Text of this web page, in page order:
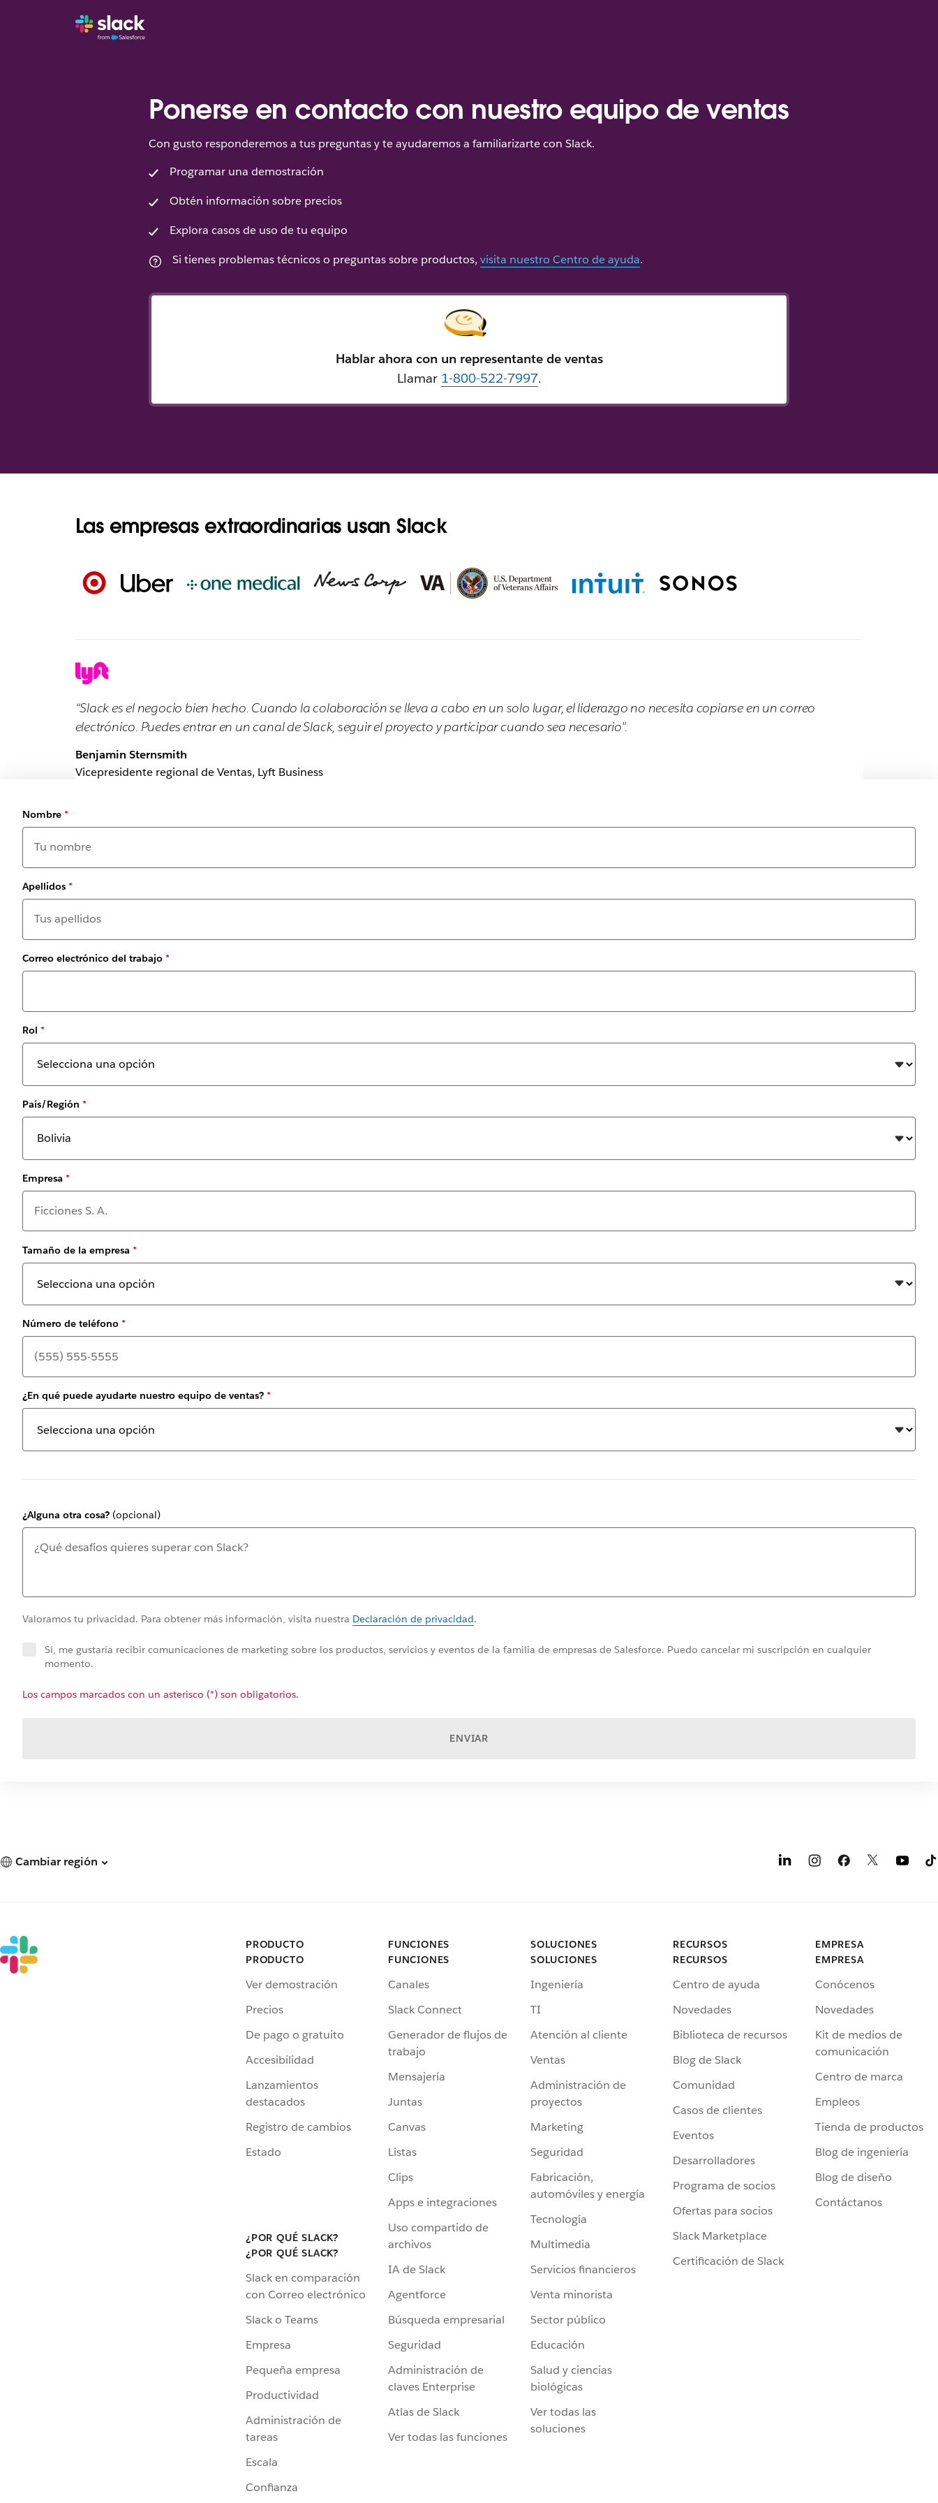
Ponerse en contacto con nuestro equipo de ventas
Con gusto responderemos a tus preguntas y te ayudaremos a familiarizarte con Slack.
Programar una demostración
Obtén información sobre precios
Explora casos de uso de tu equipo
Si tienes problemas técnicos o preguntas sobre productos,visita nuestro Centro de ayuda.
Hablar ahora con un representante de ventas
Llamar 1-800-522-7997.
Las empresas extraordinarias usan Slack
“Slack es el negocio bien hecho. Cuando la colaboración se lleva a cabo en un solo lugar, el liderazgo no necesita copiarse en un correo
electrónico. Puedes entrar en un canal de Slack, seguir el proyecto y participar cuando sea necesario".
Benjamin Sternsmith
Vicepresidente regional de Ventas, Lyft Business
Nombre *
Apellidos *
Correo electrónico del trabajo *
Rol *
País/Región *
Empresa *
Tamaño de la empresa *
Número de teléfono *
¿En qué puede ayudarte nuestro equipo de ventas? *
¿Alguna otra cosa? (opcional)
Valoramos tu privacidad. Para obtener más información, visita nuestra Declaración de privacidad.
Sí, me gustaría recibir comunicaciones de marketing sobre los productos, servicios y eventos de la familia de empresas de Salesforce. Puedo cancelar mi suscripción en cualquier
momento.
Los campos marcados con un asterisco (*) son obligatorios.
ENVIAR
Cambiar región
PRODUCTO
PRODUCTO
Ver demostración
Precios
De pago o gratuito
Accesibilidad
Lanzamientos
destacados
Registro de cambios
Estado
¿POR QUÉ SLACK?
¿POR QUÉ SLACK?
Slack en comparación
con Correo electrónico
Slack o Teams
Empresa
Pequeña empresa
Productividad
Administración de
tareas
Escala
Confianza
FUNCIONES
FUNCIONES
Canales
Slack Connect
Generador de flujos de
trabajo
Mensajería
Juntas
Canvas
Listas
Clips
Apps e integraciones
Uso compartido de
archivos
IA de Slack
Agentforce
Búsqueda empresarial
Seguridad
Administración de
claves Enterprise
Atlas de Slack
Ver todas las funciones
SOLUCIONES
SOLUCIONES
Ingeniería
TI
Atención al cliente
Ventas
Administración de
proyectos
Marketing
Seguridad
Fabricación,
automóviles y energía
Tecnología
Multimedia
Servicios financieros
Venta minorista
Sector público
Educación
Salud y ciencias
biológicas
Ver todas las
soluciones
RECURSOS
RECURSOS
Centro de ayuda
Novedades
Biblioteca de recursos
Blog de Slack
Comunidad
Casos de clientes
Eventos
Desarrolladores
Programa de socios
Ofertas para socios
Slack Marketplace
Certificación de Slack
EMPRESA
EMPRESA
Conócenos
Novedades
Kit de medios de
comunicación
Centro de marca
Empleos
Tienda de productos
Blog de ingeniería
Blog de diseño
Contáctanos